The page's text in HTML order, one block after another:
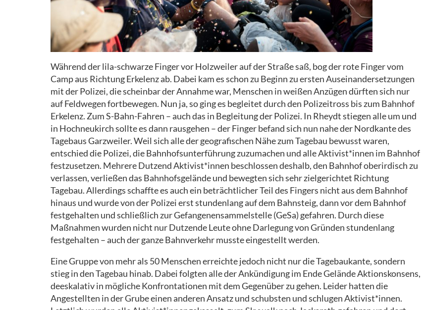
Während der lila-schwarze Finger vor Holzweiler auf der Straße saß, bog der rote Finger vom
Camp aus Richtung Erkelenz ab. Dabei kam es schon zu Beginn zu ersten Auseinandersetzungen
mit der Polizei, die scheinbar der Annahme war, Menschen in weißen Anzügen dürften sich nur
auf Feldwegen fortbewegen. Nun ja, so ging es begleitet durch den Polizeitross bis zum Bahnhof
Erkelenz. Zum S-Bahn-Fahren – auch das in Begleitung der Polizei. In Rheydt stiegen alle um und
in Hochneukirch sollte es dann rausgehen – der Finger befand sich nun nahe der Nordkante des
Tagebaus Garzweiler. Weil sich alle der geografischen Nähe zum Tagebau bewusst waren,
entschied die Polizei, die Bahnhofsunterführung zuzumachen und alle Aktivist*innen im Bahnhof
festzusetzen. Mehrere Dutzend Aktivist*innen beschlossen deshalb, den Bahnhof oberirdisch zu
verlassen, verließen das Bahnhofsgelände und bewegten sich sehr zielgerichtet Richtung
Tagebau. Allerdings schaffte es auch ein beträchtlicher Teil des Fingers nicht aus dem Bahnhof
hinaus und wurde von der Polizei erst stundenlang auf dem Bahnsteig, dann vor dem Bahnhof
festgehalten und schließlich zur Gefangenensammelstelle (GeSa) gefahren. Durch diese
Maßnahmen wurden nicht nur Dutzende Leute ohne Darlegung von Gründen stundenlang
festgehalten – auch der ganze Bahnverkehr musste eingestellt werden.
Eine Gruppe von mehr als 50 Menschen erreichte jedoch nicht nur die Tagebaukante, sondern
stieg in den Tagebau hinab. Dabei folgten alle der Ankündigung im Ende Gelände Aktionskonsens,
deeskalativ in mögliche Konfrontationen mit dem Gegenüber zu gehen. Leider hatten die
Angestellten in der Grube einen anderen Ansatz und schubsten und schlugen Aktivist*innen.